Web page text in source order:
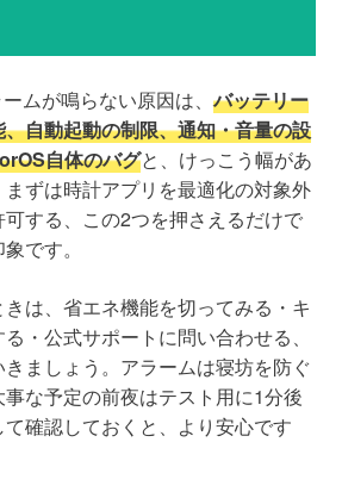
ムが鳴らない原因は、バッテリー
自動起動の制限、通知・音量の設
自体のバグと、けっこう幅があ
ずは時計アプリを最適化の対象外
する、この2つを押さえるだけで
です。
は、省エネ機能を切ってみる・キ
・公式サポートに問い合わせる、
ましょう。アラームは寝坊を防ぐ
な予定の前夜はテスト用に1分後
確認しておくと、より安心です